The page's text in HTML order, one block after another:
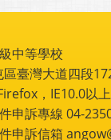
中等學校
臺灣大道四段
，IE10.0以
申訴專線 04-
申訴信箱